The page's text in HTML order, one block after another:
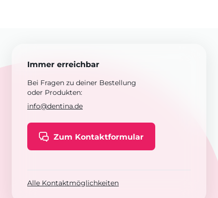
Immer erreichbar
Bei Fragen zu deiner Bestellung
oder Produkten:
info@dentina.de
Zum Kontaktformular
Alle Kontaktmöglichkeiten